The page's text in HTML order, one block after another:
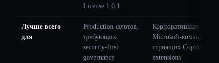
License 1.0.1
Лучше всего
для
Production-флотов,
требующих
security-first
governance
Корпоративных
Microsoft-команд,
строящих Copilot
extensions